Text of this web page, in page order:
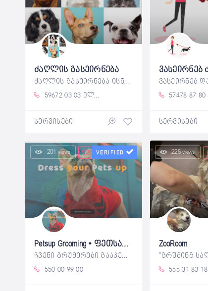
ძაღლის გასეირნება
ძაღლის გასეირნება ისნის, სამგორისა და
59672 03 03 ელენე
სერვისები
57478 87 80
სერვისები
201 views VERIFIED
Petsup Grooming • ფეთსაფ გრუმინგი
ჩვენი გრუმერები გააკეთებენ მაქსიმუმს,
550 00 99 00
225 views
ZooRoom
555 31 83 18